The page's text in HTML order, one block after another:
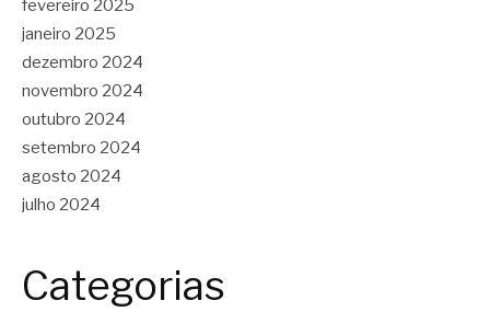
fevereiro 2025
janeiro 2025
dezembro 2024
novembro 2024
outubro 2024
setembro 2024
agosto 2024
julho 2024
Categorias